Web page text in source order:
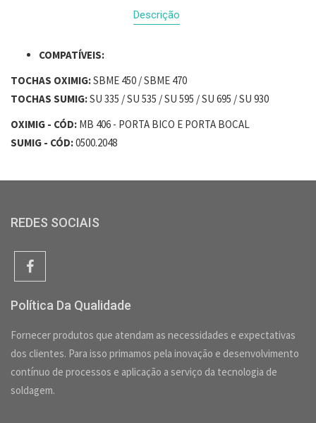
Descrição
COMPATÍVEIS:
TOCHAS OXIMIG:SBME 450 / SBME 470
TOCHAS SUMIG:SU 335 / SU 535 / SU 595 / SU 695 / SU 930
OXIMIG - CÓD: MB 406 - PORTA BICO E PORTA BOCAL
SUMIG - CÓD:0500.2048
REDES SOCIAIS
Política Da Qualidade
Fornecer produtos que atendam as necessidades e expectativas
dos clientes. Para isso primamos pela inovação e desenvolvimento
contínuo de processos e aplicação a serviço da tecnologia de
soldagem.